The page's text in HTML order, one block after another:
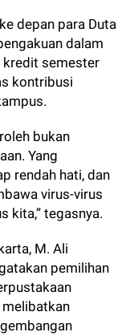
depan para Duta
dalam
kredit semester
kontribusi
bukan
Yang
rendah hati, dan
virus-virus
kita,” tegasnya.
M. Ali
pemilihan
melibatkan